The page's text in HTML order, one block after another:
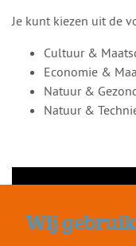
Wij
Je kunt kiezen uit de
Cultuur &
Economie &
Natuur &
Natuur &